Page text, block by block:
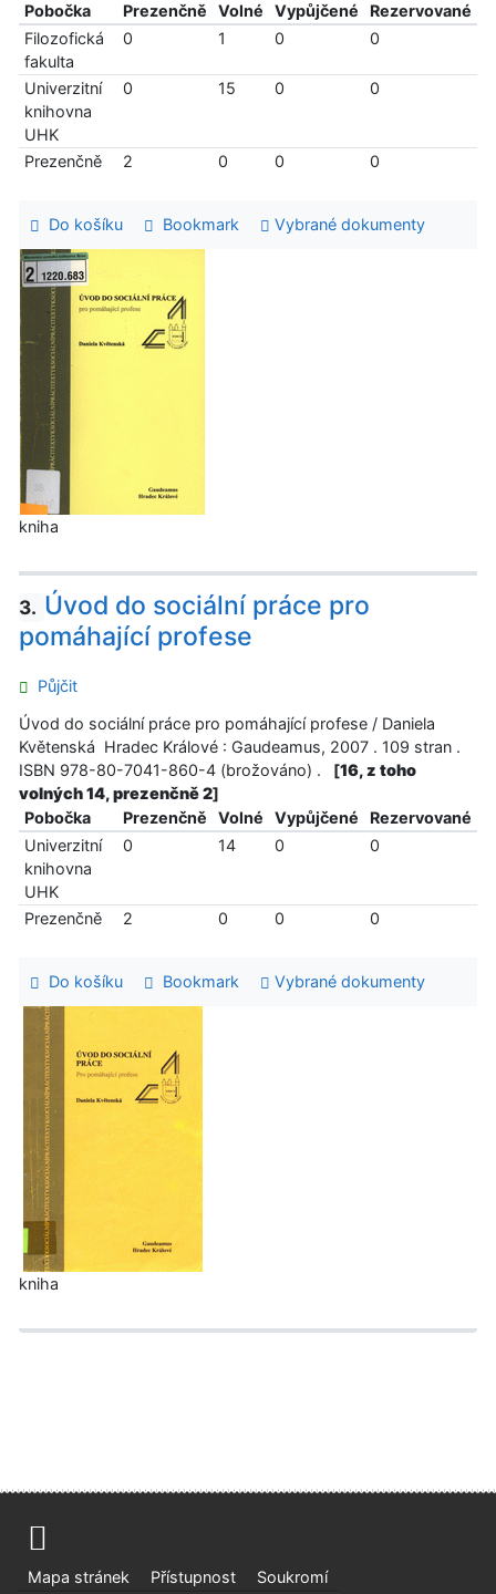
Pobočka
Prezenčně Volné Vypůjčené
Rezervované
Filozofická
fakulta
0 1 0 0
Univerzitní
knihovna
UHK
0 15 0 0
Prezenčně 2 0 0 0
Do košíku Bookmark Vybrané dokumenty
kniha
3. Úvod do sociální práce pro
pomáhající profese
Půjčit
Úvod do sociální práce pro pomáhající profese / Daniela
Květenská Hradec Králové : Gaudeamus, 2007 . 109 stran .
ISBN 978-80-7041-860-4 (brožováno) .
[16, z toho
volných 14, prezenčně 2]
Pobočka
Prezenčně Volné Vypůjčené
Rezervované
Univerzitní
knihovna
UHK
0 14 0 0
Prezenčně 2 0 0 0
Do košíku Bookmark Vybrané dokumenty
kniha
Mapa stránek Přístupnost Soukromí